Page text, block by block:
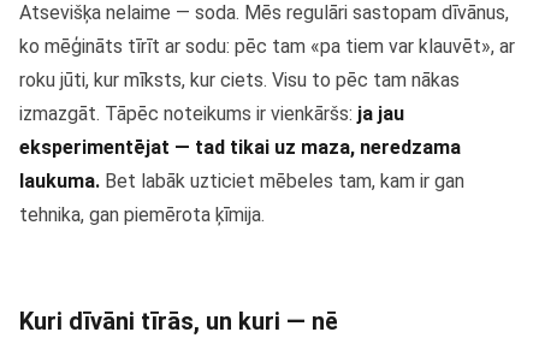
Atsevišķa nelaime — soda. Mēs regulāri sastopam dīvānus,
ko mēģināts tīrīt ar sodu: pēc tam «pa tiem var klauvēt», ar
roku jūti, kur mīksts, kur ciets. Visu to pēc tam nākas
izmazgāt. Tāpēc noteikums ir vienkāršs: ja jau
eksperimentējat — tad tikai uz maza, neredzama
laukuma. Bet labāk uzticiet mēbeles tam, kam ir gan
tehnika, gan piemērota ķīmija.
Kuri dīvāni tīrās, un kuri — nē